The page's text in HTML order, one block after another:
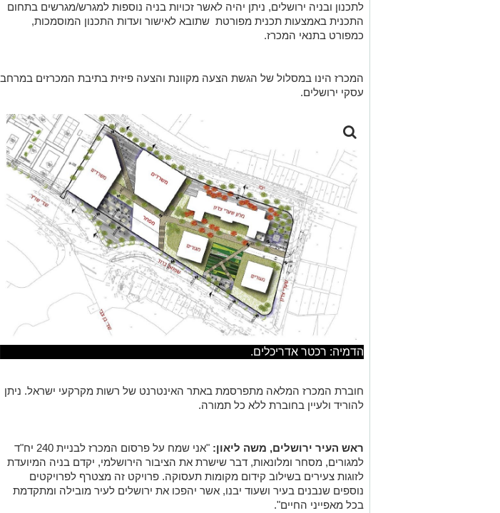
לתכנון ובניה ירושלים, ניתן יהיה לאשר זכויות בניה נוספות למגרש/מגרשים בתחום
התכנית באמצעות תכנית מפורטת שתובא לאישור ועדות התכנון המוסמכות,
כמפורט בתנאי המכרז.
המכרז הינו במסלול של הגשת הצעה מקוונת והצעה פיזית בתיבת המכרזים במרחב
עסקי ירושלים.
הדמיה: רכטר אדריכלים.
חוברת המכרז המלאה מתפרסמת באתר האינטרנט של רשות מקרקעי ישראל. ניתן
להוריד ולעיין בחוברת ללא כל תמורה.
ראש העיר ירושלים, משה ליאון:
"אני שמח על פרסום המכרז לבניית 240 יח"ד
למגורים, מסחר ומלונאות, דבר שישרת את הציבור הירושלמי, יקדם בניה המיועדת
לזוגות צעירים בשילוב קידום מקומות תעסוקה. פרויקט זה מצטרף לפרויקטים
נוספים שנבנים בעיר ושעוד יבנו, אשר יהפכו את ירושלים לעיר מובילה ומתקדמת
בכל מאפייני החיים".